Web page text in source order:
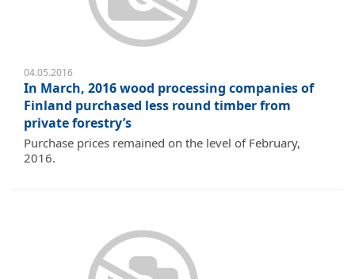
04.05.2016
In March, 2016 wood processing companies of
Finland purchased less round timber from
private forestry’s
Purchase prices remained on the level of February,
2016.